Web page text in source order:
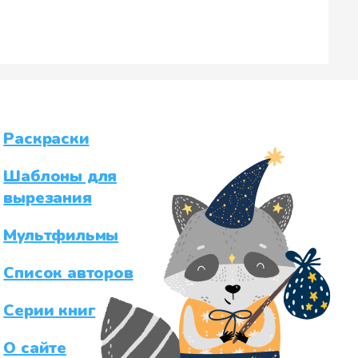
Раскраски
Шаблоны для
вырезания
Мультфильмы
Список авторов
Серии книг
О сайте